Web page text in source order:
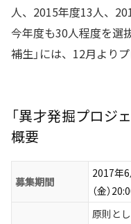
人、2015年度13人、
今年度も30人程度を選
補生」には、12月より
「異才発掘プロジ
概要
募集期間
2017年6
（金）
原則と